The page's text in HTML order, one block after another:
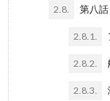
2.8. 第八話
2.8.1.
2.8.2.
2.8.3.